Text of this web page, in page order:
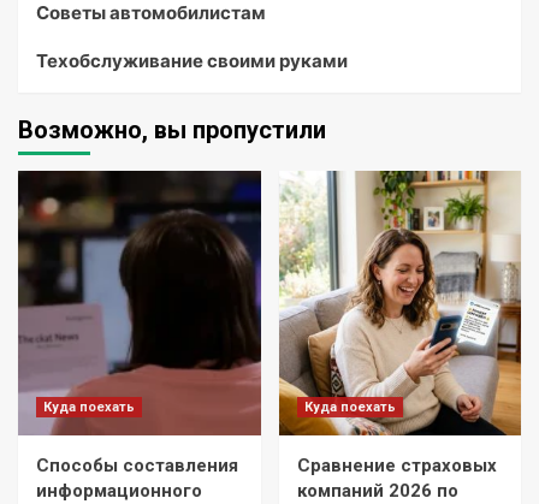
Советы автомобилистам
Техобслуживание своими руками
Возможно, вы пропустили
Куда поехать
Способы составления
информационного
Куда поехать
Сравнение страховых
компаний 2026 по